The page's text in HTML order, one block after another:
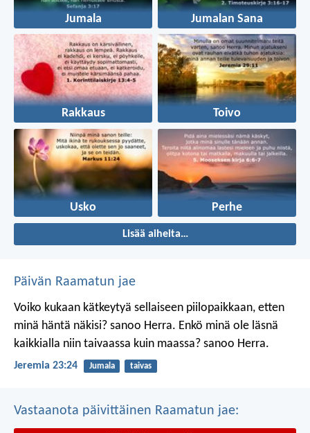
Jumala Jumalan Sana
Rakkaus Toivo
Usko Perhe
Lisää aiheita…
Päivän Raamatun jae
Voiko kukaan kätkeytyä sellaiseen piilopaikkaan, etten
minä häntä näkisi? sanoo Herra. Enkö minä ole läsnä
kaikkialla niin taivaassa kuin maassa? sanoo Herra.
Jeremia 23:24 Jumala taivas
Vastaanota päivittäinen Raamatun jae: